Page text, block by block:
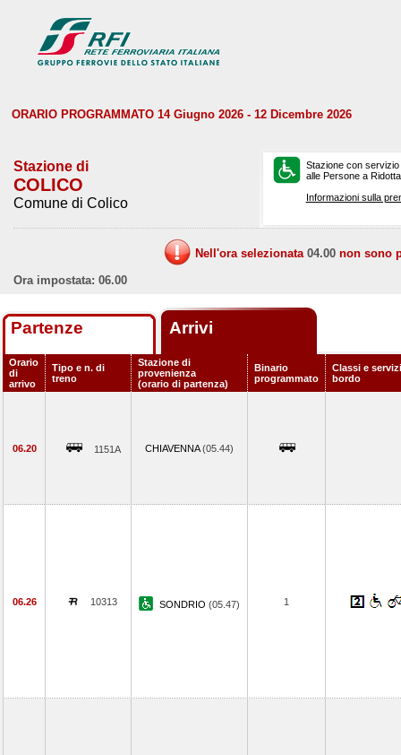
ORARIO PROGRAMMATO 14 Giugno 2026 - 12 Dicembre 2026
Stazione di
COLICO
Comune di Colico
Stazione con
alle Persone a
Informazioni sulla
Nell'ora selezionata 04.00 non sono
Ora impostata: 06.00
Partenze Arrivi
Orario
di
arrivo
Tipo e n. di
treno
Stazione di
provenienza
(orario di partenza)
Binario
programmato
Classi e
bordo
06.20 1151A CHIAVENNA(05.44)
06.26 10313 SONDRIO (05.47) 1